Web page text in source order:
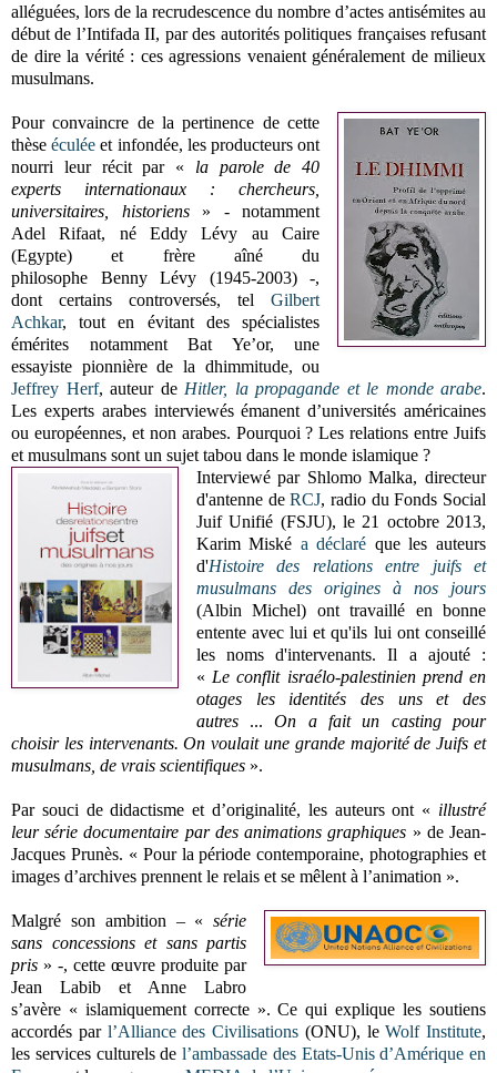
alléguées, lors de la recrudescence du nombre d’actes antisémites au
début de l’Intifada II, par des autorités politiques françaises refusant
de dire la vérité : ces agressions venaient généralement de milieux
musulmans.
Pour convaincre de la pertinence de cette
thèseéculée et infondée, les producteurs ont
nourri leur récit par « la parole de 40
experts internationaux : chercheurs,
universitaires, historiens» - notamment
Adel Rifaat, né Eddy Lévy au Caire
(Egypte) et frère aîné du
philosophe Benny Lévy (1945-2003) -,
dont certains controversés, telGilbert
Achkar, tout en évitant des spécialistes
émérites notamment Bat Ye’or, une
essayiste pionnière de la dhimmitude, ou
Jeffrey Herf, auteur de Hitler, la propagande et le monde arabe.
Les experts arabes interviewés émanent d’universités américaines
ou européennes, et non arabes. Pourquoi ? Les relations entre Juifs
et musulmans sont un sujet tabou dans le monde islamique ?
Interviewé par Shlomo Malka, directeur
d'antenne deRCJ, radio du Fonds Social
Juif Unifié (FSJU), le 21 octobre 2013,
Karim Miské a déclaré que les auteurs
d'Histoire des relations entre juifs et
musulmans des origines à nos jours
(Albin Michel) ont travaillé en bonne
entente avec lui et qu'ils lui ont conseillé
les noms d'intervenants. Il a ajouté :
« Le conflit israélo-palestinien prend en
otages les identités des uns et des
autres...On a fait un casting pour
choisir les intervenants. On voulait une grande majorité de Juifs et
musulmans, de vrais scientifiques ».
Par souci de didactisme et d’originalité, les auteurs ont « illustré
leur série documentaire par des animations graphiques » de Jean-
Jacques Prunès. « Pour la période contemporaine, photographies et
images d’archives prennent le relais et se mêlent à l’animation ».
Malgré son ambition – «série
sans concessions et sans partis
pris » -, cette œuvre produite par
Jean Labib et Anne Labro
s’avère « islamiquement correcte ». Ce qui explique les soutiens
accordés par l’Alliance des Civilisations (ONU), leWolf Institute,
les services culturels de l’ambassade des Etats-Unis d’Amérique en